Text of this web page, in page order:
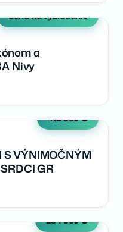
Cena na vyžiadanie
a
Nivy
418 990 €
S VÝNIMOČNÝM
GR
234 900 €